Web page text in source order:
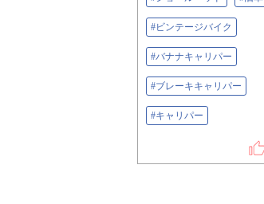
#ビンテージバイク
#バナナキャリパー
#ブレーキキャリパー
#キャリパー